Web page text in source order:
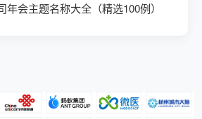
年会主题名称大全（精选100例）